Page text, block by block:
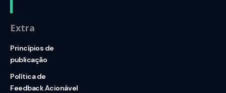
Extra
Princípios de
publicação
Política de
Feedback Acionável